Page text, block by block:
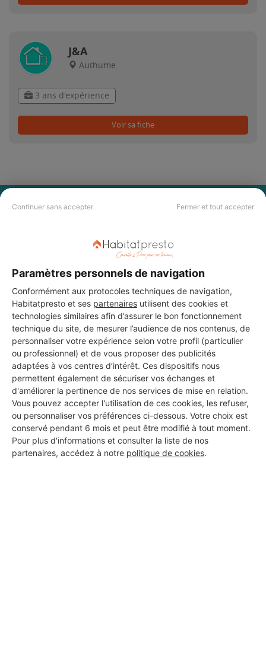
Continuer sans accepter Fermer et tout accepter
Paramètres personnels de navigation
Conformément aux protocoles techniques de navigation,
Habitatpresto et ses partenaires utilisent des cookies et
technologies similaires afin d’assurer le bon fonctionnement
technique du site, de mesurer l’audience de nos contenus, de
personnaliser votre expérience selon votre profil (particulier
ou professionnel) et de vous proposer des publicités
adaptées à vos centres d’intérêt. Ces dispositifs nous
permettent également de sécuriser vos échanges et
d'améliorer la pertinence de nos services de mise en relation.
Vous pouvez accepter l'utilisation de ces cookies, les refuser,
ou personnaliser vos préférences ci-dessous. Votre choix est
conservé pendant 6 mois et peut être modifié à tout moment.
Pour plus d'informations et consulter la liste de nos
partenaires, accédez à notre politique de cookies.
J&A
Authume
3 ans d'expérience
Voir sa fiche
PAS LE TEMPS DE
choisir ? Demandez des devis travauxauprès de notre réseau de 5 000
DEMANDER UN DEVIS